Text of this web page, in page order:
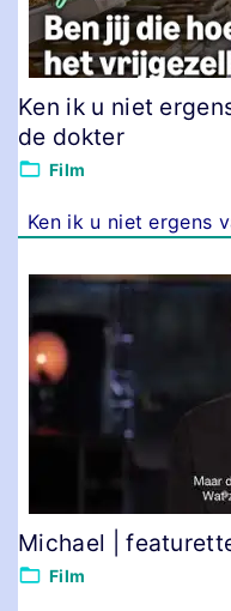
Ken ik u niet
de dokter
Film
Ken ik u niet ergens
Michael |
Film